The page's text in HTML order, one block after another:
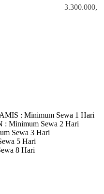
3.300.000,
: Minimum Sewa 1 Hari
: Minimum Sewa 2 Hari
Sewa 3 Hari
5 Hari
8 Hari